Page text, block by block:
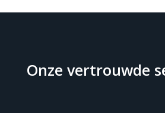
Onze vertrouwde